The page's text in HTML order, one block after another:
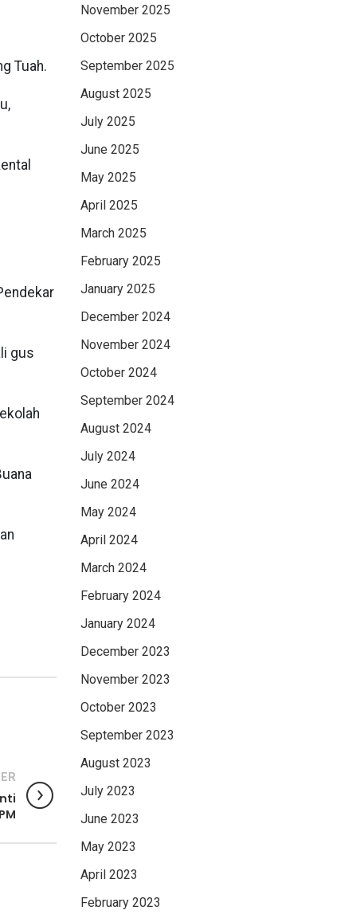
Tuah.
gus
November 2025
October 2025
September 2025
August 2025
July 2025
June 2025
May 2025
April 2025
March 2025
February 2025
January 2025
December 2024
November 2024
October 2024
September 2024
August 2024
July 2024
June 2024
May 2024
April 2024
March 2024
February 2024
January 2024
December 2023
November 2023
October 2023
September 2023
August 2023
July 2023
June 2023
May 2023
April 2023
February 2023